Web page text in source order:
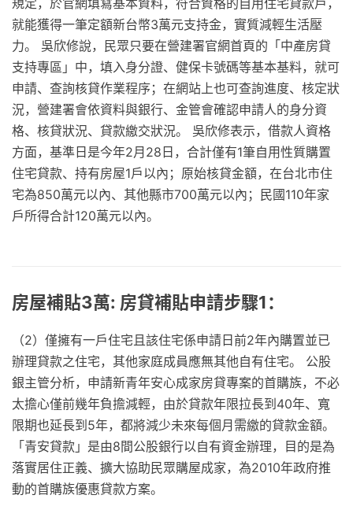
規定，於官網填寫基本資料，符合資格的自用住宅貸款戶，
就能獲得一筆定額新台幣3萬元支持金，實質減輕生活壓
力。 吳欣修說，民眾只要在營建署官網首頁的「中產房貸
支持專區」中，填入身分證、健保卡號碼等基本基料，就可
申請、查詢核貸作業程序；在網站上也可查詢進度、核定狀
況，營建署會依資料與銀行、金管會確認申請人的身分資
格、核貸狀況、貸款繳交狀況。 吳欣修表示，借款人資格
方面，基準日是今年2月28日，合計僅有1筆自用性質購置
住宅貸款、持有房屋1戶以內；原始核貸金額，在台北市住
宅為850萬元以內、其他縣市700萬元以內；民國110年家
戶所得合計120萬元以內。
房屋補貼3萬: 房貸補貼申請步驟1：
（2）僅擁有一戶住宅且該住宅係申請日前2年內購置並已
辦理貸款之住宅，其他家庭成員應無其他自有住宅。 公股
銀主管分析，申請新青年安心成家房貸專案的首購族，不必
太擔心僅前幾年負擔減輕，由於貸款年限拉長到40年、寬
限期也延長到5年，都將減少未來每個月需繳的貸款金額。
「青安貸款」是由8間公股銀行以自有資金辦理，目的是為
落實居住正義、擴大協助民眾購屋成家，為2010年政府推
動的首購族優惠貸款方案。